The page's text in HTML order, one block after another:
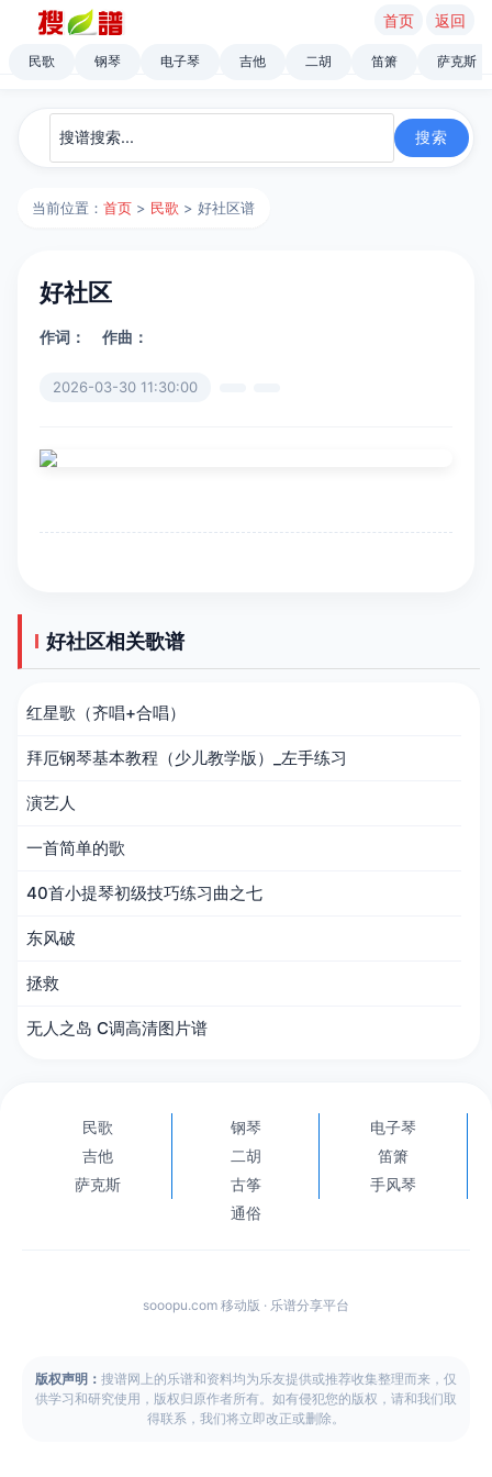
首页 返回
民歌 钢琴 电子琴 吉他 二胡 笛箫 萨克斯
当前位置：首页 > 民歌 > 好社区谱
好社区
作词： 作曲：
2026-03-30 11:30:00
好社区相关歌谱
红星歌（齐唱+合唱）
拜厄钢琴基本教程（少儿教学版）_左手练习
演艺人
一首简单的歌
40首小提琴初级技巧练习曲之七
东风破
拯救
无人之岛 C调高清图片谱
民歌 钢琴
电子琴
吉他
二胡
笛箫
萨克斯
古筝
手风琴
通俗
sooopu.com 移动版 · 乐谱分享平台
版权声明： 搜谱网上的乐谱和资料均为乐友提供或推荐收集整理而来，仅
供学习和研究使用，版权归原作者所有。如有侵犯您的版权，请和我们取
得联系，我们将立即改正或删除。